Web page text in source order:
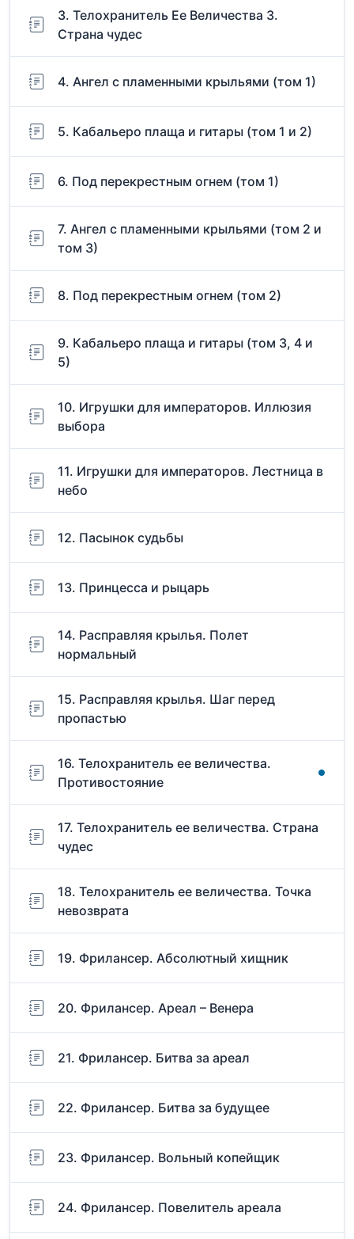
3. Телохранитель Ее Величества 3.
Страна чудес
4. Ангел с пламенными крыльями (том 1)
5. Кабальеро плаща и гитары (том 1 и 2)
6. Под перекрестным огнем (том 1)
7. Ангел с пламенными крыльями (том 2 и
том 3)
8. Под перекрестным огнем (том 2)
9. Кабальеро плаща и гитары (том 3, 4 и
5)
10. Игрушки для императоров. Иллюзия
выбора
11. Игрушки для императоров. Лестница в
небо
12. Пасынок судьбы
13. Принцесса и рыцарь
14. Расправляя крылья. Полет
нормальный
15. Расправляя крылья. Шаг перед
пропастью
16. Телохранитель ее величества.
Противостояние
17. Телохранитель ее величества. Страна
чудес
18. Телохранитель ее величества. Точка
невозврата
19. Фрилансер. Абсолютный хищник
20. Фрилансер. Ареал – Венера
21. Фрилансер. Битва за ареал
22. Фрилансер. Битва за будущее
23. Фрилансер. Вольный копейщик
24. Фрилансер. Повелитель ареала